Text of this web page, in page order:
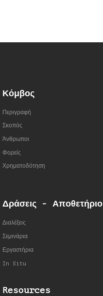
Κόμβος
Περιγραφή
Σκοπός
Άνθρωποι
Φορείς
Χρηματοδότηση
Δράσεις - Αποθετήριο
Διαλέξεις
Σεμινάρια
Εργαστήρια
In Situ
Resources